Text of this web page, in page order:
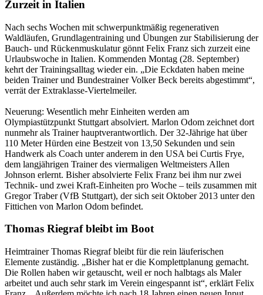
Zurzeit in Italien
Nach sechs Wochen mit schwerpunktmäßig regenerativen
Waldläufen, Grundlagentraining und Übungen zur Stabilisierung der
Bauch- und Rückenmuskulatur gönnt Felix Franz sich zurzeit eine
Urlaubswoche in Italien. Kommenden Montag (28. September)
kehrt der Trainingsalltag wieder ein. „Die Eckdaten haben meine
beiden Trainer und Bundestrainer Volker Beck bereits abgestimmt“,
verrät der Extraklasse-Viertelmeiler.
Neuerung: Wesentlich mehr Einheiten werden am
Olympiastützpunkt Stuttgart absolviert. Marlon Odom zeichnet dort
nunmehr als Trainer hauptverantwortlich. Der 32-Jährige hat über
110 Meter Hürden eine Bestzeit von 13,50 Sekunden und sein
Handwerk als Coach unter anderem in den USA bei Curtis Frye,
dem langjährigen Trainer des viermaligen Weltmeisters Allen
Johnson erlernt. Bisher absolvierte Felix Franz bei ihm nur zwei
Technik- und zwei Kraft-Einheiten pro Woche – teils zusammen mit
Gregor Traber (VfB Stuttgart), der sich seit Oktober 2013 unter den
Fittichen von Marlon Odom befindet.
Thomas Riegraf bleibt im Boot
Heimtrainer Thomas Riegraf bleibt für die rein läuferischen
Elemente zuständig. „Bisher hat er die Komplettplanung gemacht.
Die Rollen haben wir getauscht, weil er noch halbtags als Maler
arbeitet und auch sehr stark im Verein eingespannt ist“, erklärt Felix